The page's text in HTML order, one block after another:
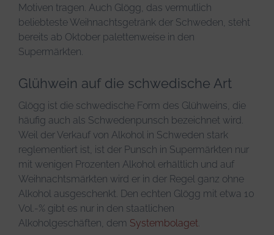
Motiven tragen. Auch Glögg, das vermutlich
beliebteste Weihnachtsgetränk der Schweden, steht
bereits ab Oktober palettenweise in den
Supermärkten.
Glühwein auf die schwedische Art
Glögg ist die schwedische Form des Glühweins, die
häufig auch als Schwedenpunsch bezeichnet wird.
Weil der Verkauf von Alkohol in Schweden stark
reglementiert ist, ist der Punsch in Supermärkten nur
mit wenigen Prozenten Alkohol erhältlich und auf
Weihnachtsmärkten wird er in der Regel ganz ohne
Alkohol ausgeschenkt. Den echten Glögg mit etwa 10
Vol.-% gibt es nur in den staatlichen
Alkoholgeschäften, dem Systembolaget